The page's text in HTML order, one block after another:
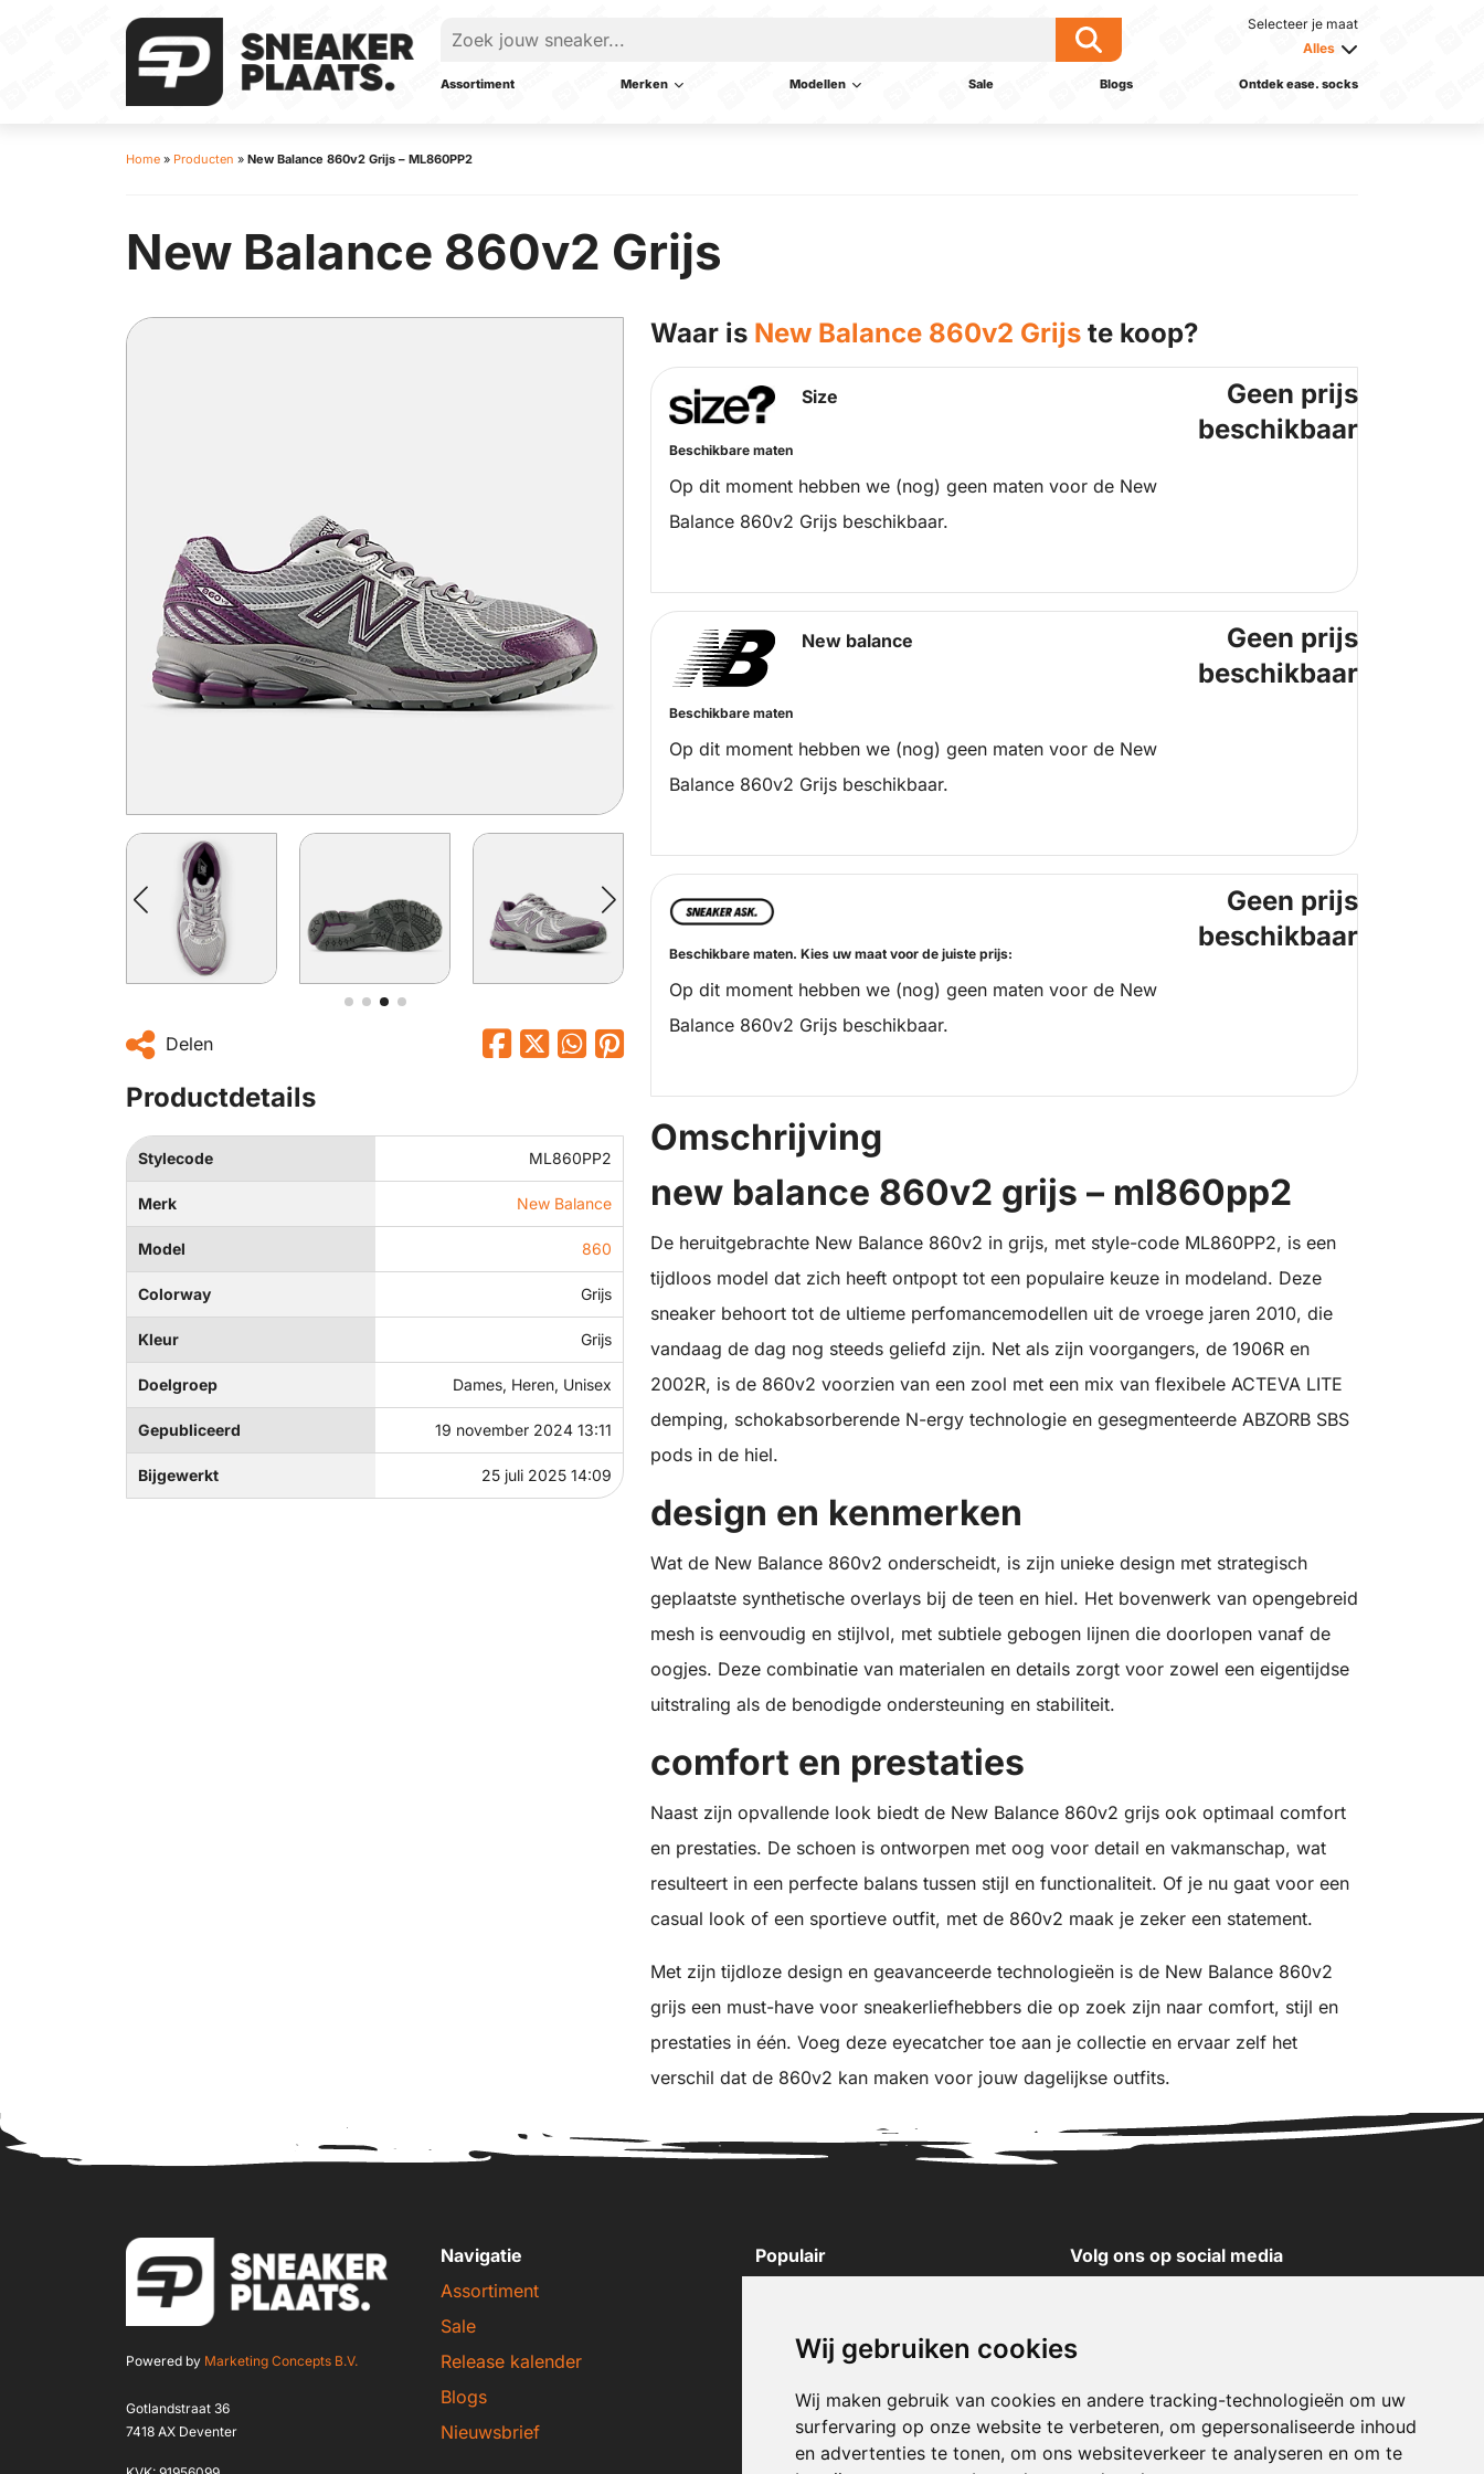
Wij gebruiken cookies
Wij maken gebruik van cookies en andere tracking-technologieën om uw
surfervaring op onze website te verbeteren, om gepersonaliseerde inhoud
en advertenties te tonen, om ons websiteverkeer te analyseren en om te
Selecteer je maat
Alles
Assortiment Merken Modellen Sale Blogs Ontdek ease. socks
Home » Producten » New Balance 860v2 Grijs – ML860PP2
New Balance 860v2 Grijs
Delen
Productdetails
Stylecode ML860PP2
Merk New Balance
Model 860
Colorway Grijs
Kleur Grijs
Doelgroep Dames, Heren, Unisex
Gepubliceerd 19 november 2024 13:11
Bijgewerkt 25 juli 2025 14:09
Waar is New Balance 860v2 Grijs te koop?
Size
Beschikbare maten
Op dit moment hebben we (nog) geen maten voor de New
Balance 860v2 Grijs beschikbaar.
Geen prijs
beschikbaar
New balance
Beschikbare maten
Op dit moment hebben we (nog) geen maten voor de New
Balance 860v2 Grijs beschikbaar.
Geen prijs
beschikbaar
Beschikbare maten. Kies uw maat voor de juiste prijs:
Op dit moment hebben we (nog) geen maten voor de New
Balance 860v2 Grijs beschikbaar.
Geen prijs
beschikbaar
Omschrijving
new balance 860v2 grijs – ml860pp2
De heruitgebrachte New Balance 860v2 in grijs, met style-code ML860PP2, is een
tijdloos model dat zich heeft ontpopt tot een populaire keuze in modeland. Deze
sneaker behoort tot de ultieme perfomancemodellen uit de vroege jaren 2010, die
vandaag de dag nog steeds geliefd zijn. Net als zijn voorgangers, de 1906R en
2002R, is de 860v2 voorzien van een zool met een mix van flexibele ACTEVA LITE
demping, schokabsorberende N-ergy technologie en gesegmenteerde ABZORB SBS
pods in de hiel.
design en kenmerken
Wat de New Balance 860v2 onderscheidt, is zijn unieke design met strategisch
geplaatste synthetische overlays bij de teen en hiel. Het bovenwerk van opengebreid
mesh is eenvoudig en stijlvol, met subtiele gebogen lijnen die doorlopen vanaf de
oogjes. Deze combinatie van materialen en details zorgt voor zowel een eigentijdse
uitstraling als de benodigde ondersteuning en stabiliteit.
comfort en prestaties
Naast zijn opvallende look biedt de New Balance 860v2 grijs ook optimaal comfort
en prestaties. De schoen is ontworpen met oog voor detail en vakmanschap, wat
resulteert in een perfecte balans tussen stijl en functionaliteit. Of je nu gaat voor een
casual look of een sportieve outfit, met de 860v2 maak je zeker een statement.
Met zijn tijdloze design en geavanceerde technologieën is de New Balance 860v2
grijs een must-have voor sneakerliefhebbers die op zoek zijn naar comfort, stijl en
prestaties in één. Voeg deze eyecatcher toe aan je collectie en ervaar zelf het
verschil dat de 860v2 kan maken voor jouw dagelijkse outfits.
Powered by Marketing Concepts B.V.
Gotlandstraat 36
7418 AX Deventer
Navigatie
Assortiment
Sale
Release kalender
Blogs
Nieuwsbrief
Populair
New Balance sneakers
Puma sneakers
Converse sneakers
Volg ons op social media
X
Pinterest